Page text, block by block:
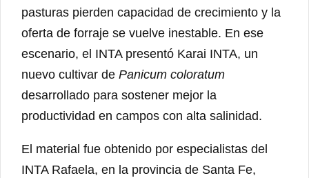
pasturas pierden capacidad de crecimiento y la
oferta de forraje se vuelve inestable. En ese
escenario, el INTA presentó Karai INTA, un
nuevo cultivar de Panicum coloratum
desarrollado para sostener mejor la
productividad en campos con alta salinidad.
El material fue obtenido por especialistas del
INTA Rafaela, en la provincia de Santa Fe,